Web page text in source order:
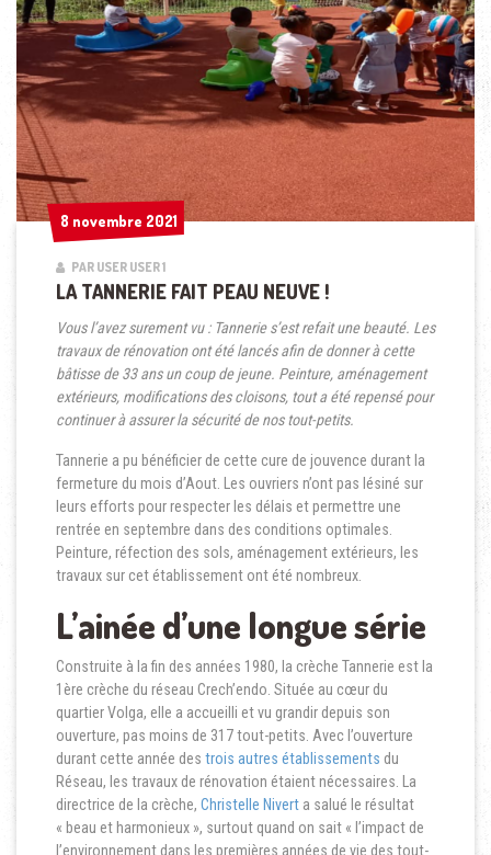
8 novembre 2021
8 novembre 2021
PAR USER USER 1
LA TANNERIE FAIT PEAU NEUVE !
Vous l’avez surement vu : Tannerie s’est refait une beauté. Les
travaux de rénovation ont été lancés afin de donner à cette
bâtisse de 33 ans un coup de jeune. Peinture, aménagement
extérieurs, modifications des cloisons, tout a été repensé pour
continuer à assurer la sécurité de nos tout-petits.
Tannerie a pu bénéficier de cette cure de jouvence durant la
fermeture du mois d’Aout. Les ouvriers n’ont pas lésiné sur
leurs efforts pour respecter les délais et permettre une
rentrée en septembre dans des conditions optimales.
Peinture, réfection des sols, aménagement extérieurs, les
travaux sur cet établissement ont été nombreux.
L’ainée d’une longue série
Construite à la fin des années 1980, la crèche Tannerie est la
1ère crèche du réseau Crech’endo. Située au cœur du
quartier Volga, elle a accueilli et vu grandir depuis son
ouverture, pas moins de 317 tout-petits. Avec l’ouverture
durant cette année des trois autres établissements du
Réseau, les travaux de rénovation étaient nécessaires. La
directrice de la crèche, Christelle Niverta salué le résultat
« beau et harmonieux », surtout quand on sait « l’impact de
l’environnement dans les premières années de vie des tout-